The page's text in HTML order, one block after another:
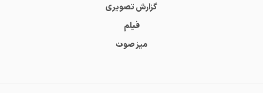
گزارش تصویری
فیلم
میز صوت